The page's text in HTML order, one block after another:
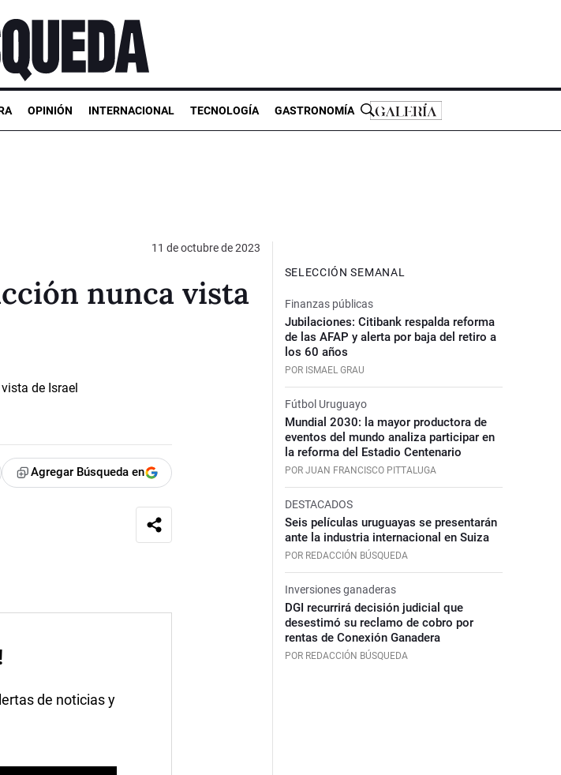
OPINIÓN INTERNACIONAL TECNOLOGÍA GASTRONOMÍA
11 de octubre de 2023
nunca vista
Agregar Búsqueda en
de noticias y
SELECCIÓN SEMANAL
Finanzas públicas
Jubilaciones: Citibank respalda reforma
de las AFAP y alerta por baja del retiro a
los 60 años
POR ISMAEL GRAU
Fútbol Uruguayo
Mundial 2030: la mayor productora de
eventos del mundo analiza participar en
la reforma del Estadio Centenario
POR JUAN FRANCISCO PITTALUGA
DESTACADOS
Seis películas uruguayas se presentarán
ante la industria internacional en Suiza
POR REDACCIÓN BÚSQUEDA
Inversiones ganaderas
DGI recurrirá decisión judicial que
desestimó su reclamo de cobro por
rentas de Conexión Ganadera
POR REDACCIÓN BÚSQUEDA